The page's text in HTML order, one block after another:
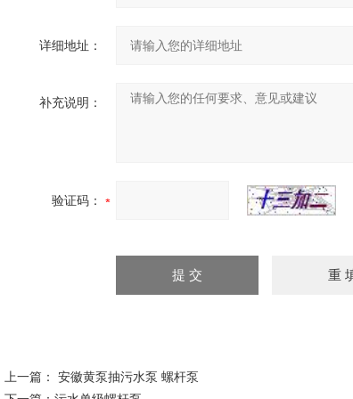
详细地址：
补充说明：
验证码：
上一篇： 安徽黄泵抽污水泵 螺杆泵